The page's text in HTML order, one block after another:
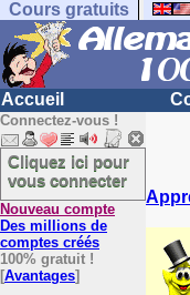
Cours gratuits
Accueil
Connectez-vous !
Cliquez ici pour
vous connecter
Nouveau compte
Des millions de
comptes créés
100% gratuit !
[Avantages]